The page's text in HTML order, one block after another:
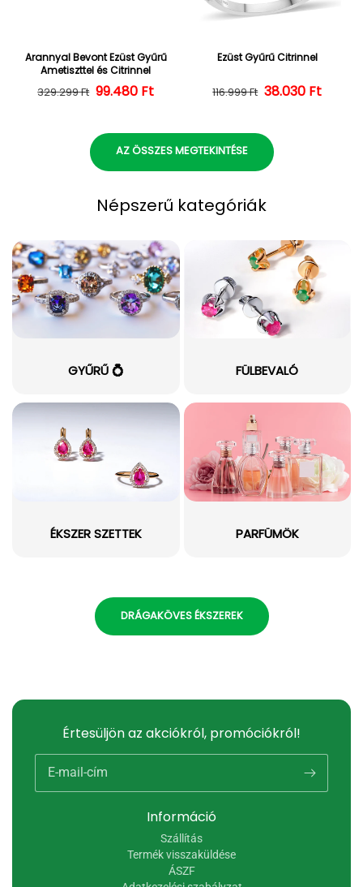
Arannyal Bevont Ezüst Gyűrű
Ametiszttel és Citrinnel
Normál ár
329.299 Ft Kedvezményes ár
99.480 Ft
Ezüst Gyűrű Citrinnel
Normál ár
116.999 Ft 38.030 Ft
AZ ÖSSZES MEGTEKINTÉSE
Népszerű kategóriák
GYŰRŰ 💍 FÜLBEVALÓ
ÉKSZER SZETTEK PARFÜMÖK
DRÁGAKÖVES ÉKSZEREK
Információ
Szállítás
Termék visszaküldése
ÁSZF
Értesüljön az akciókról, promóciókról!
E-mail-cím